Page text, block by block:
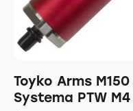
Toyko Arms
Systema PTW M4